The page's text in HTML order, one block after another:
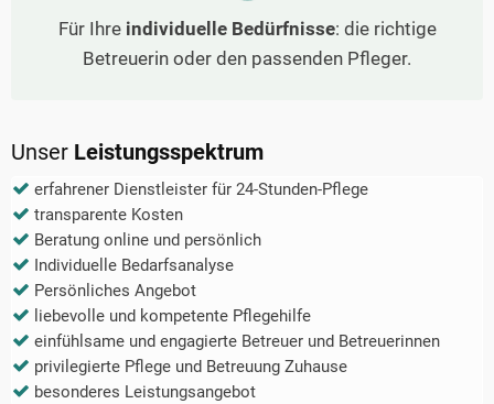
Für Ihre individuelle Bedürfnisse: die richtige
Betreuerin oder den passenden Pfleger.
Unser Leistungsspektrum
erfahrener Dienstleister für 24-Stunden-Pflege
transparente Kosten
Beratung online und persönlich
Individuelle Bedarfsanalyse
Persönliches Angebot
liebevolle und kompetente Pflegehilfe
einfühlsame und engagierte Betreuer und Betreuerinnen
privilegierte Pflege und Betreuung Zuhause
besonderes Leistungsangebot